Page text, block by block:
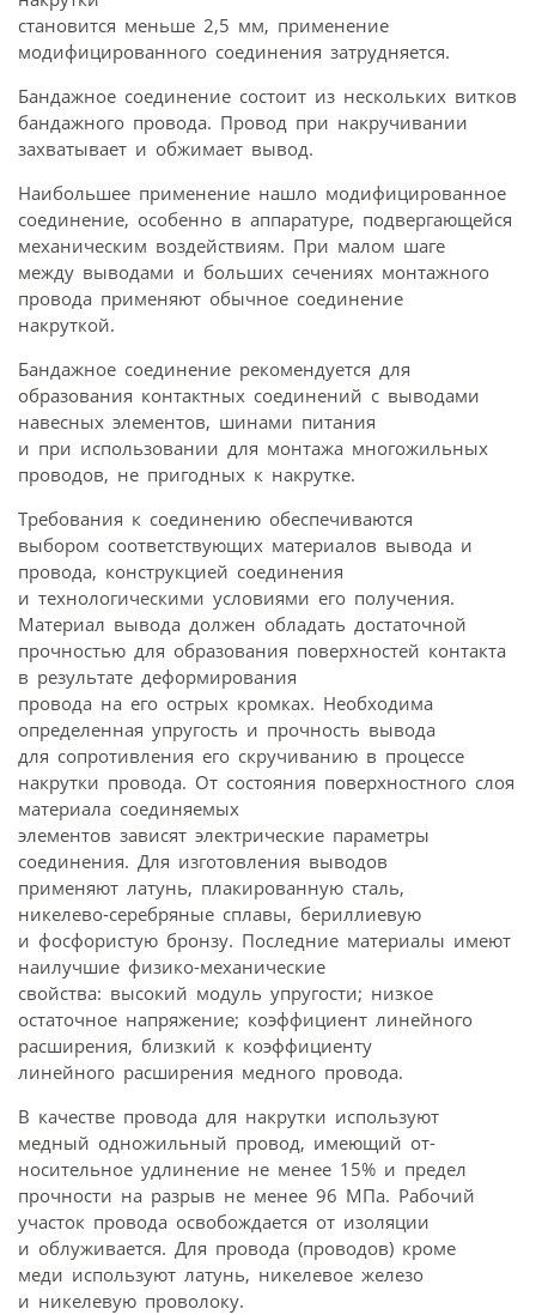
становится меньше 2,5 мм, применение
модифицированного соединения затрудняется.
Бандажное соединение состоит из нескольких витков
бандажного провода. Провод при накручивании
захватывает и обжимает вывод.
Наибольшее применение нашло модифицированное
соединение, особенно в аппаратуре, подвергающейся
механическим воздействиям. При малом шаге
между выводами и больших сечениях монтажного
провода применяют обычное соединение
накруткой.
Бандажное соединение рекомендуется для
образования контактных соединений с выводами
навесных элементов, шинами питания
и при использовании для монтажа многожильных
проводов, не пригодных к накрутке.
Требования к соединению обеспечиваются
выбором соответствующих материалов вывода и
провода, конструкцией соединения
и технологическими условиями его получения.
Материал вывода должен обладать достаточной
прочностью для образования поверхностей контакта
в результате деформирования
провода на его острых кромках. Необходима
определенная упругость и прочность вывода
для сопротивления его скручиванию в процессе
накрутки провода. От состояния поверхностного слоя
материала соединяемых
элементов зависят электрические параметры
соединения. Для изготовления выводов
применяют латунь, плакированную сталь,
никелево‑серебряные сплавы, бериллиевую
и фосфористую бронзу. Последние материалы имеют
наилучшие физико-механические
свойства: высокий модуль упругости; низкое
остаточное напряжение; коэффициент линейного
расширения, близкий к коэффициенту
линейного расширения медного провода.
В качестве провода для накрутки используют
медный одножильный провод, имеющий от-
носительное удлинение не менее 15% и предел
прочности на разрыв не менее 96 МПа. Рабочий
участок провода освобождается от изоляции
и облуживается. Для провода (проводов) кроме
меди используют латунь, никелевое железо
и никелевую проволоку.